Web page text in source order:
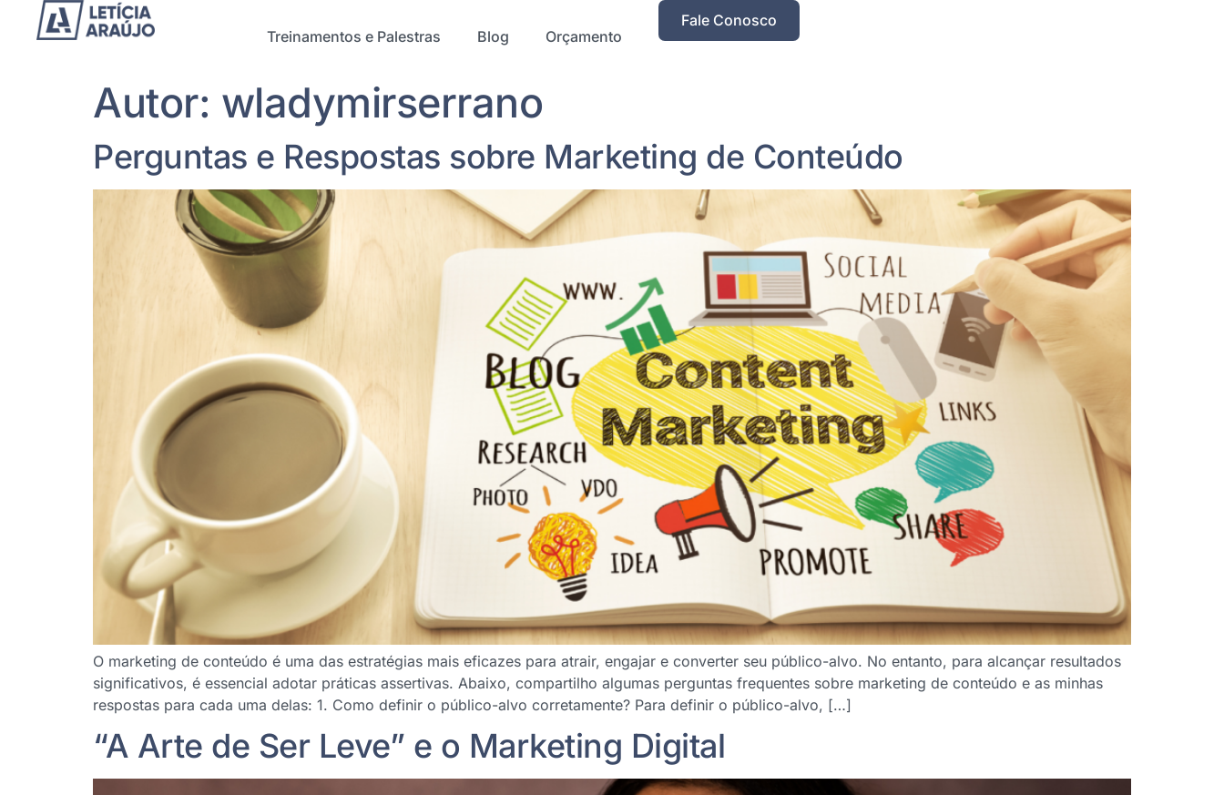
Treinamentos e Palestras Blog Orçamento
Fale Conosco
Autor: wladymirserrano
Perguntas e Respostas sobre Marketing de Conteúdo
O marketing de conteúdo é uma das estratégias mais eficazes para atrair, engajar e converter seu público-alvo. No entanto, para alcançar resultados
significativos, é essencial adotar práticas assertivas. Abaixo, compartilho algumas perguntas frequentes sobre marketing de conteúdo e as minhas
respostas para cada uma delas: 1. Como definir o público-alvo corretamente? Para definir o público-alvo, […]
“A Arte de Ser Leve” e o Marketing Digital